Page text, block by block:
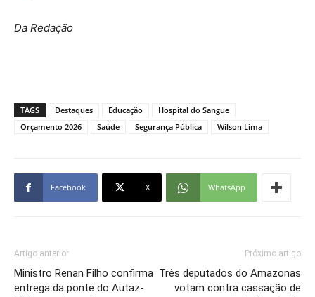
Da Redação
TAGS Destaques Educação
Hospital do Sangue
Orçamento 2026
Saúde Segurança Pública Wilson Lima
Facebook X WhatsApp
Artigo anterior
Ministro Renan Filho confirma
entrega da ponte do Autaz-
Próximo artigo
Três deputados do Amazonas
votam contra cassação de